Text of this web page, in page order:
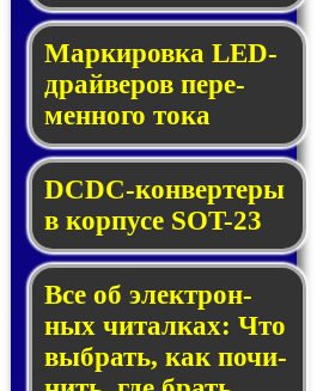
Маркировка LED-
драй­ве­ров пе­ре­
мен­но­го то­ка
DCDC-кон­вер­те­ры
в кор­пу­се SOT-23
Все об элек­трон­
ных чи­тал­ках: Что
выб­рать, как по­чи­